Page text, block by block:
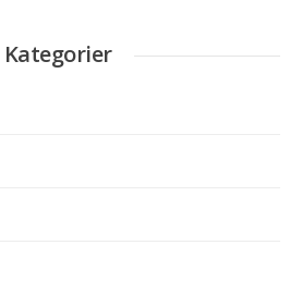
Kategorier